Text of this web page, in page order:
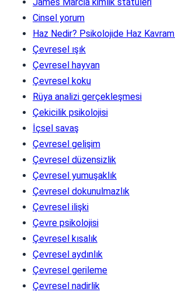
Cinsel yorum
Haz Nedir? Psikolojide Haz
Çevresel ışık
Çevresel hayvan
Çevresel koku
Rüya analizi gerçekleşmesi
Çekicilik psikolojisi
İçsel savaş
Çevresel gelişim
Çevresel düzensizlik
Çevresel yumuşaklık
Çevresel dokunulmazlık
Çevresel ilişki
Çevre psikolojisi
Çevresel kısalık
Çevresel aydınlık
Çevresel gerileme
Çevresel nadirlik